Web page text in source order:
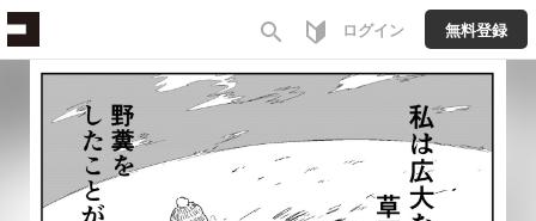
search ログイン 無料登録